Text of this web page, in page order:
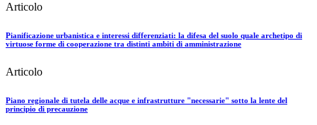
Articolo
Pianificazione urbanistica e interessi differenziati: la difesa del suolo quale archetipo di
virtuose forme di cooperazione tra distinti ambiti di amministrazione
Articolo
Piano regionale di tutela delle acque e infrastrutture "necessarie" sotto la lente del
principio di precauzione